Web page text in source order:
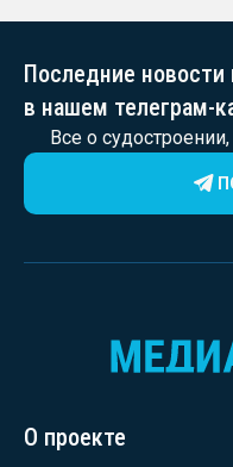
Последние
в нашем телеграм-
Все о
О проекте